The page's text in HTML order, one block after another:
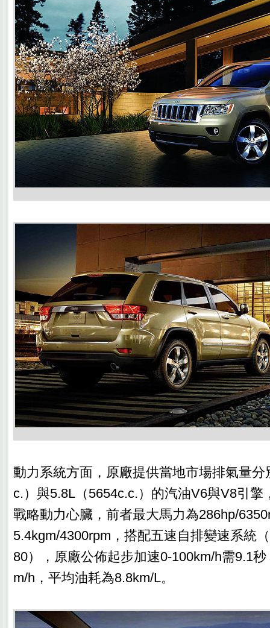
動力系統方面，原廠提供當地市場排氣量分
c.）與5.8L（5654c.c.）的汽油V6與V8引擎
戰略動力心臟，前者最大馬力為286hp/
5.4kgm/4300rpm，搭配五速自排變速系統
80），原廠公佈起步加速0-100km/h需9.1
m/h，平均油耗為8.8km/L。